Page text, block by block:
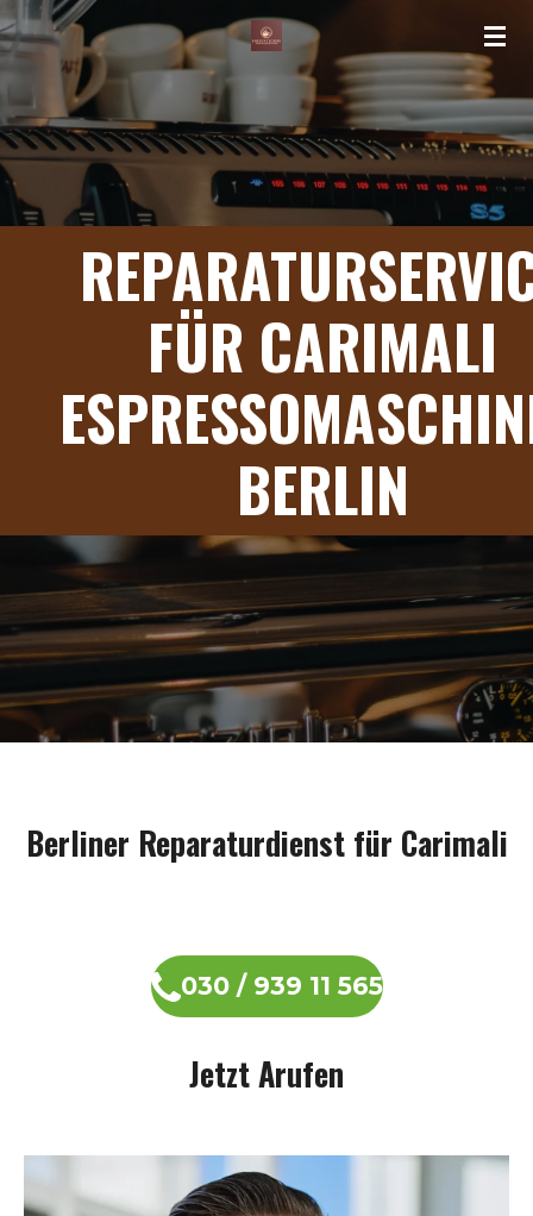
Zum
Hauptinhalt
springen
FÜR CARIMALI
BERLIN
Berliner Reparaturdienst für Carimali
030 / 939 11 565
Jetzt Arufen